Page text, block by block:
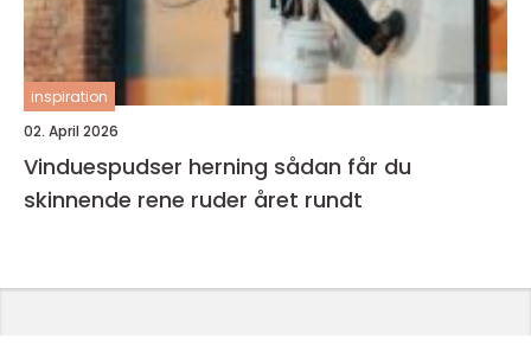
inspiration
02. April 2026
Vinduespudser herning sådan får du
skinnende rene ruder året rundt